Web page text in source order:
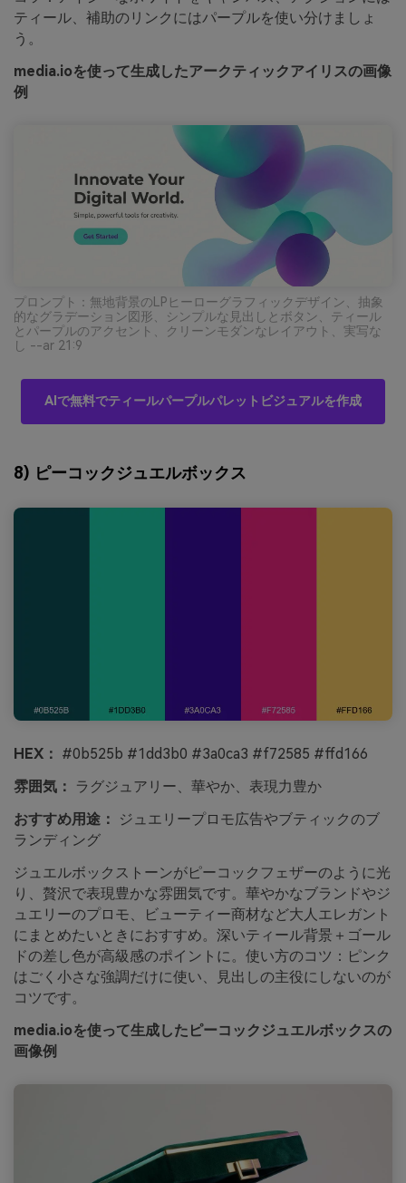
ティール、補助のリンクにはパープルを使い分けましょ
う。
media.ioを使って生成したアークティックアイリスの画像
例
プロンプト：無地背景のLPヒーローグラフィックデザイン、抽象
的なグラデーション図形、シンプルな見出しとボタン、ティール
とパープルのアクセント、クリーンモダンなレイアウト、実写な
し --ar 21:9
AIで無料でティールパープルパレットビジュアルを作成
8) ピーコックジュエルボックス
HEX： #0b525b #1dd3b0 #3a0ca3 #f72585 #ffd166
雰囲気：
ラグジュアリー、華やか、表現力豊か
おすすめ用途：
ジュエリープロモ広告やブティックのブ
ランディング
ジュエルボックストーンがピーコックフェザーのように光
り、贅沢で表現豊かな雰囲気です。華やかなブランドやジ
ュエリーのプロモ、ビューティー商材など大人エレガント
にまとめたいときにおすすめ。深いティール背景＋ゴール
ドの差し色が高級感のポイントに。使い方のコツ：ピンク
はごく小さな強調だけに使い、見出しの主役にしないのが
コツです。
media.ioを使って生成したピーコックジュエルボックスの
画像例